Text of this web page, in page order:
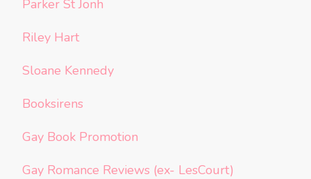
Parker St Jonh
Riley Hart
Sloane Kennedy
Booksirens
Gay Book Promotion
Gay Romance Reviews (ex- LesCourt)